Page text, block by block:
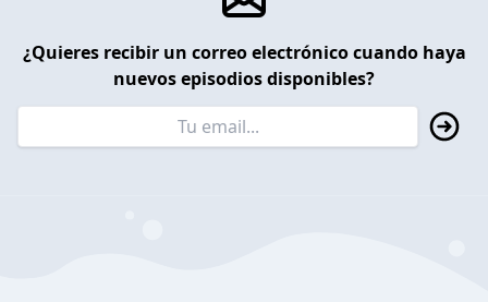
¿Quieres recibir un correo electrónico cuando haya
nuevos episodios disponibles?